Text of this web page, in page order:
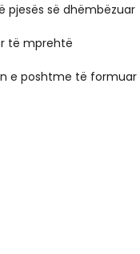
pjesës së dhëmbëzuar
të mprehtë
e poshtme të formuar